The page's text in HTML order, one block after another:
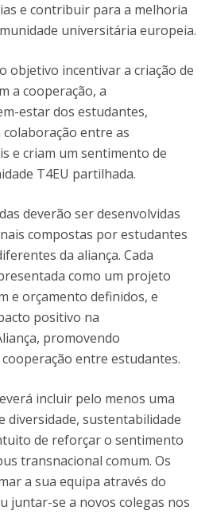
e contribuir para a melhoria
universitária europeia.
objetivo incentivar a criação de
a cooperação, a
estar dos estudantes,
entre as
e criam um sentimento de
T4EU partilhada.
deverão ser desenvolvidas
compostas por estudantes
da aliança. Cada
como um projeto
e orçamento definidos, e
positivo na
promovendo
entre estudantes.
incluir pelo menos uma
diversidade, sustentabilidade
de reforçar o sentimento
transnacional comum. Os
a sua equipa através do
juntar-se a novos colegas nos